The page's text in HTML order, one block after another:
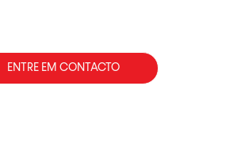
ENTRE EM CONTACTO